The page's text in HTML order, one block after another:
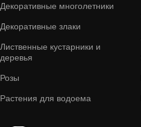
Декоративные многолетники
Декоративные злаки
Лиственные кустарники и
деревья
Розы
Растения для водоема